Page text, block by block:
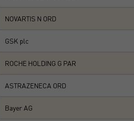
NOVARTIS N ORD
GSK plc
ROCHE HOLDING G PAR
ASTRAZENECA ORD
Bayer AG